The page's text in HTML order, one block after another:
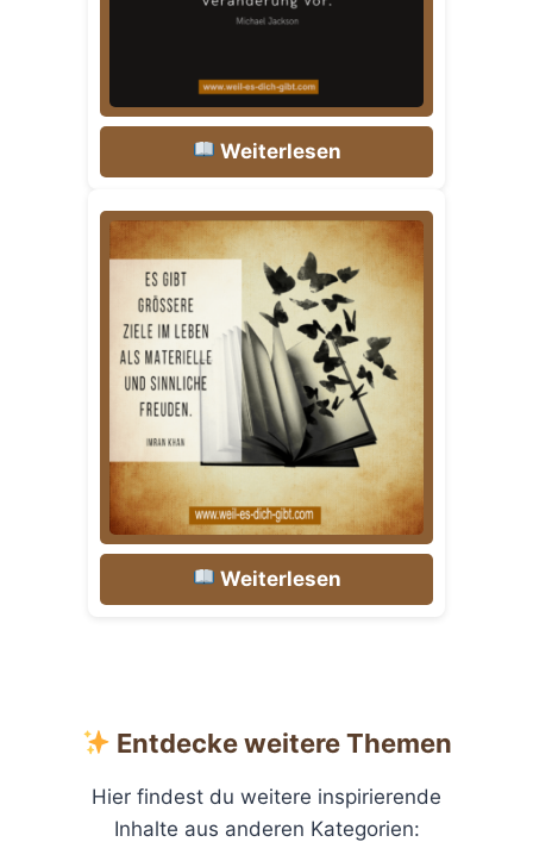
Weiterlesen
Weiterlesen
Entdecke weitere Themen
Hier findest du weitere inspirierende
Inhalte aus anderen Kategorien: